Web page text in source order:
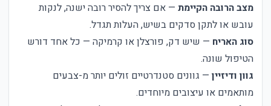
מצב הרובה הקיימת — אם צריך להסיר רובה ישנה, לנקות
עובש או לתקן סדקים בשיש, העלות תגדל.
סוג האריח — שיש דק, פורצלן או קרמיקה — כל אחד דורש
הטיפול שונה.
גוון ודיזיין — גוונים סטנדרטיים זולים יותר מ-צבעים
מותאמים או עיצובים מיוחדים.